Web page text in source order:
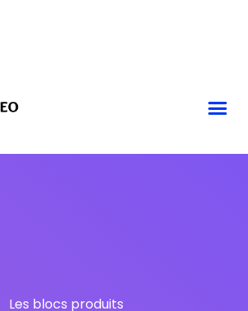
Les blocs produits